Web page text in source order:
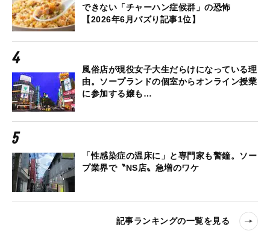
できない「チャーハン症候群」の恐怖
【2026年6月バズり記事1位】
風俗店が現役女子大生だらけになっている理
由。ソープランドの個室からオンライン授業
に参加する嬢も…
「性感染症の温床に」と専門家も警鐘。ソー
プ業界で〝NS店〟急増のワケ
記事ランキングの一覧を見る